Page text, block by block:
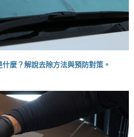
麼？解說去除方法與預防對策。